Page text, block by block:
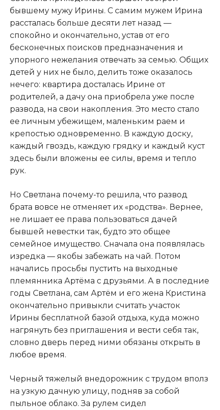
бывшему мужу Ирины. С самим мужем Ирина
рассталась больше десяти лет назад —
спокойно и окончательно, устав от его
бесконечных поисков предназначения и
упорного нежелания отвечать за семью. Общих
детей у них не было, делить тоже оказалось
нечего: квартира досталась Ирине от
родителей, а дачу она приобрела уже после
развода, на свои накопления. Это место стало
ее личным убежищем, маленьким раем и
крепостью одновременно. В каждую доску,
каждый гвоздь, каждую грядку и каждый куст
здесь были вложены ее силы, время и тепло
рук.
Но Светлана почему-то решила, что развод
брата вовсе не отменяет их «родства». Вернее,
не лишает ее права пользоваться дачей
бывшей невестки так, будто это общее
семейное имущество. Сначала она появлялась
изредка — якобы забежать на чай. Потом
начались просьбы пустить на выходные
племянника Артёма с друзьями. А в последние
годы Светлана, сам Артём и его жена Кристина
окончательно привыкли считать участок
Ирины бесплатной базой отдыха, куда можно
нагрянуть без приглашения и вести себя так,
словно дверь перед ними обязаны открыть в
любое время.
Черный тяжелый внедорожник с трудом вполз
на узкую дачную улицу, подняв за собой
пыльное облако. За рулем сидел